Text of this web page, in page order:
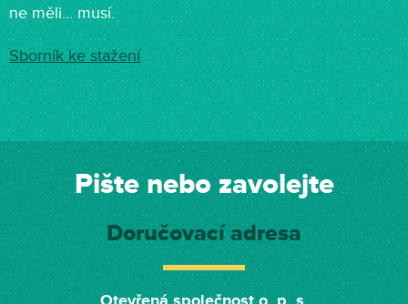
ne měli… musí.
Sborník ke stažení
Pište nebo zavolejte
Doručovací adresa